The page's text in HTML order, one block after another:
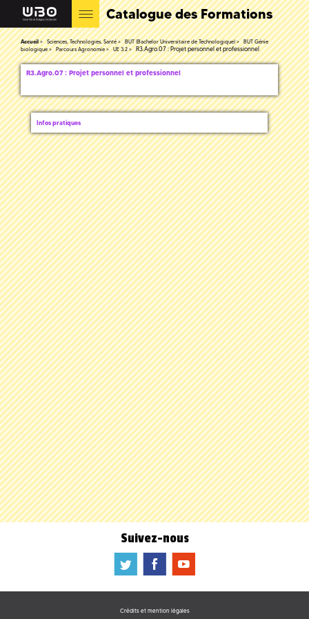
Catalogue des Formations
Accueil Sciences, Technologies, Santé BUT (Bachelor Universitaire de Technologique)
BUT Génie
biologique
Parcours Agronomie UE 3.2 R3.Agro.07 : Projet personnel et professionnel
R3.Agro.07 : Projet personnel et professionnel
Infos pratiques
Suivez-nous
a b f
Crédits et mention légales